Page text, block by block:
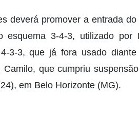
deverá promover a entrada
3-4-3, utilizado por
3-3, que já fora usado diante
que cumpriu
em Belo Horizonte (MG).